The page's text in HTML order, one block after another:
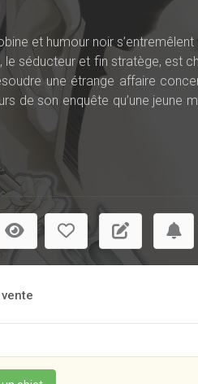
et humour noir
séducteur et fin stratège, est
une étrange affaire
de son enquête qu’une jeune
vente